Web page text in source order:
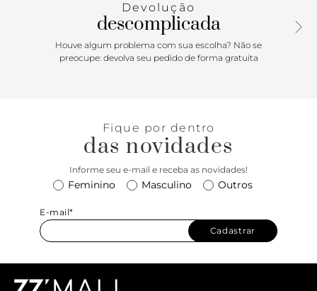
Devolução
descomplicada
Houve algum problema com sua escolha? Não se
preocupe: devolva seu pedido de forma gratuita
Fique por dentro
das novidades
Informe seu e-mail e receba as novidades!
Feminino Masculino Outros
E-mail*
Cadastrar